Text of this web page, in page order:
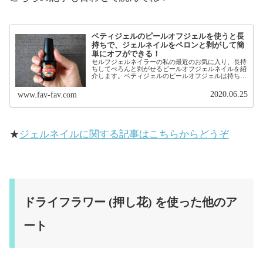
ベティジェルのピールオフジェルを使うと長
持ちで、ジェルネイルをペロンと剥がして簡
単にオフができる！
セルフジェルネイラーの私の最近のお気に入り、長持
ちしてぺろんと剥がせるピールオフジェルネイルを紹
介します。ベティジェルのピールオフジェルは持ちが
簡単にオフができるベースジェルです。アセトンに
www.fav-fav.com 2020.06.25
★ジェルネイルに関する記事はこちらからどうぞ
ドライフラワー (押し花) を使った他のア
ート